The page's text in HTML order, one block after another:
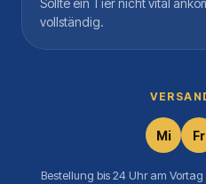
Sollte ein Tier nicht vital
vollständig.
Mi Fr
Bestellung bis 24 Uhr am